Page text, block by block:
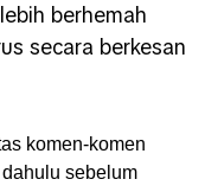
berhemah
secara berkesan
komen-komen
sebelum